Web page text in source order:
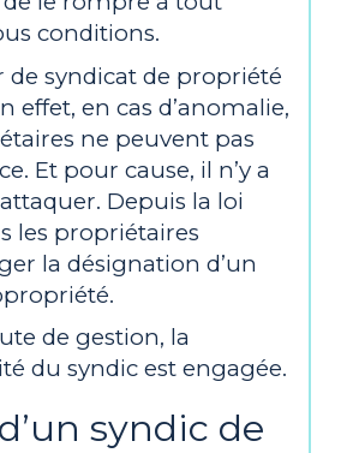
conditions.
de syndicat de propriété
effet, en cas d’anomalie,
ne peuvent pas
Et pour cause, il n’y a
Depuis la loi
les propriétaires
la désignation d’un
de gestion, la
du syndic est engagée.
syndic de